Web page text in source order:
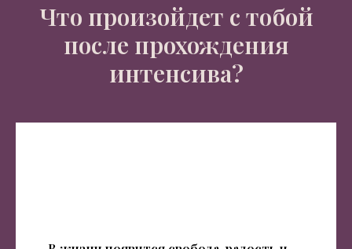
Что произойдет с тобой
после прохождения
интенсива?